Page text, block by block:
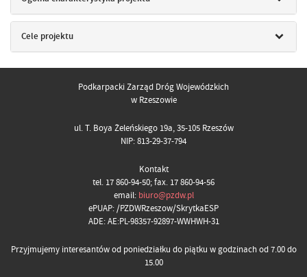
Cele projektu
Podkarpacki Zarząd Dróg Wojewódzkich
w Rzeszowie
ul. T. Boya Żeleńskiego 19a, 35-105 Rzeszów
NIP: 813-29-37-794
Kontakt
tel. 17 860-94-50; fax. 17 860-94-56
email: biuro@pzdw.pl
ePUAP: /PZDWRzeszow/SkrytkaESP
ADE: AE:PL-98357-92897-WWHWH-31
Przyjmujemy interesantów od poniedziałku do piątku w godzinach od 7.00 do
15.00